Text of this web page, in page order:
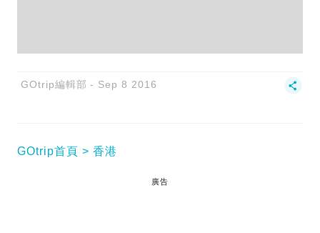
GOtrip編輯部 Sep 8 2016
GOtrip首頁 香港
廣告